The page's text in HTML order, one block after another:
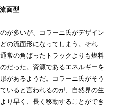
面型
が多いが、コラーニ氏がデザイン
の流面形になってしまう。それ
常の角ばったトラックよりも燃料
だった。資源であるエネルギーを
があるようだ。コラーニ氏がそう
いると言われるのが、自然界の生
り早く、長く移動することができ